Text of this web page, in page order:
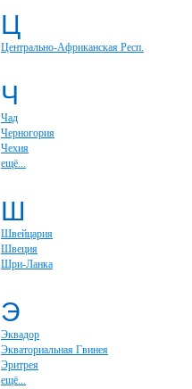
Ц
Центрально-Африканская Респ.
Ч
Чад
Черногория
Чехия
ещё...
Ш
Швейцария
Швеция
Шри-Ланка
Э
Эквадор
Экваториальная Гвинея
Эритрея
ещё...